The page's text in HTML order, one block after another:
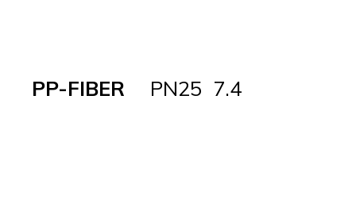
PP-FIBER PN25 7.4